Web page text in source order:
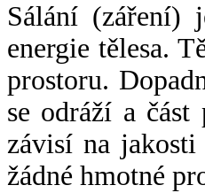
Sálání (záření)
energie tělesa.
prostoru.
se odráží a část
závisí na jakosti
žádné hmotné